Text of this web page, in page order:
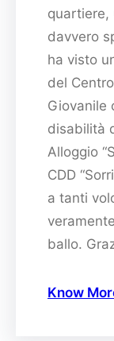
quartiere,
davvero
ha visto
del
Giovanile
disabilità
Alloggio
CDD
a tanti
ballo.
Know